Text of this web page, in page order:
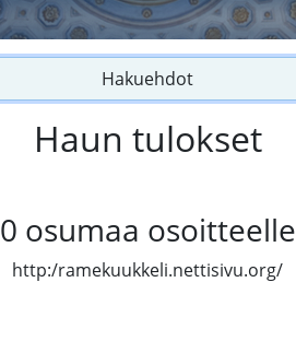
Hakuehdot
Haun tulokset
0 osumaa osoitteelle
http:/ramekuukkeli.nettisivu.org/